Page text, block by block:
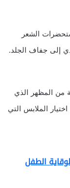
الشعر
إلى جفاف الجلد.
من المظهر الذي
الملابس التي
الطفل